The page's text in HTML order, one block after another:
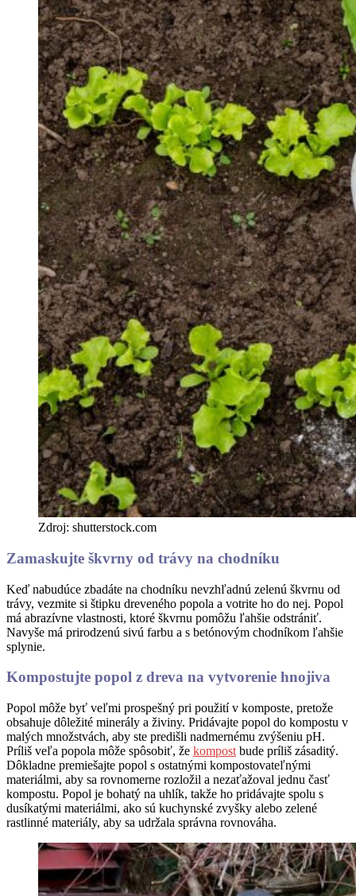
Zdroj: shutterstock.com
Zamaskujte škvrny od trávy na chodníku
Keď nabudúce zbadáte na chodníku nevzhľadnú zelenú škvrnu od
trávy, vezmite si štipku dreveného popola a votrite ho do nej. Popol
má abrazívne vlastnosti, ktoré škvrnu pomôžu ľahšie odstrániť.
Navyše má prirodzenú sivú farbu a s betónovým chodníkom ľahšie
splynie.
Kompostujte popol z dreva na vytvorenie hnojiva
Popol môže byť veľmi prospešný pri použití v komposte, pretože
obsahuje dôležité minerály a živiny. Pridávajte popol do kompostu v
malých množstvách, aby ste predišli nadmernému zvýšeniu pH.
Príliš veľa popola môže spôsobiť, že kompost bude príliš zásaditý.
Dôkladne premiešajte popol s ostatnými kompostovateľnými
materiálmi, aby sa rovnomerne rozložil a nezaťažoval jednu časť
kompostu. Popol je bohatý na uhlík, takže ho pridávajte spolu s
dusíkatými materiálmi, ako sú kuchynské zvyšky alebo zelené
rastlinné materiály, aby sa udržala správna rovnováha.